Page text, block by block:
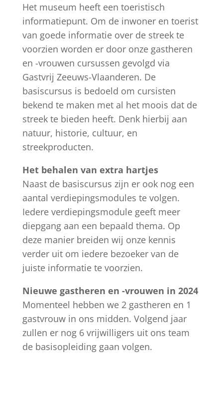
Het museum heeft een toeristisch
informatiepunt. Om de inwoner en toerist
van goede informatie over de streek te
voorzien worden er door onze gastheren
en -vrouwen cursussen gevolgd via
Gastvrij Zeeuws-Vlaanderen. De
basiscursus is bedoeld om cursisten
bekend te maken met al het moois dat de
streek te bieden heeft. Denk hierbij aan
natuur, historie, cultuur, en
streekproducten.
Het behalen van extra hartjes
Naast de basiscursus zijn er ook nog een
aantal verdiepingsmodules te volgen.
Iedere verdiepingsmodule geeft meer
diepgang aan een bepaald thema. Op
deze manier breiden wij onze kennis
verder uit om iedere bezoeker van de
juiste informatie te voorzien.
Nieuwe gastheren en -vrouwen in 2024
Momenteel hebben we 2 gastheren en 1
gastvrouw in ons midden. Volgend jaar
zullen er nog 6 vrijwilligers uit ons team
de basisopleiding gaan volgen.